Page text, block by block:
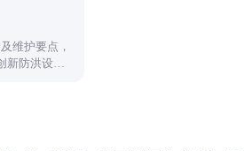
维护要点，
新防洪设